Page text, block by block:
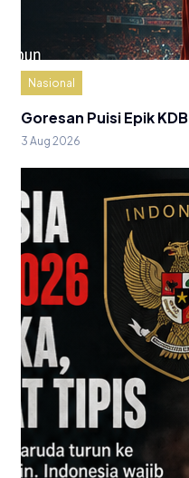
Nasional
Goresan Puisi Epik KDB
3 Aug 2026